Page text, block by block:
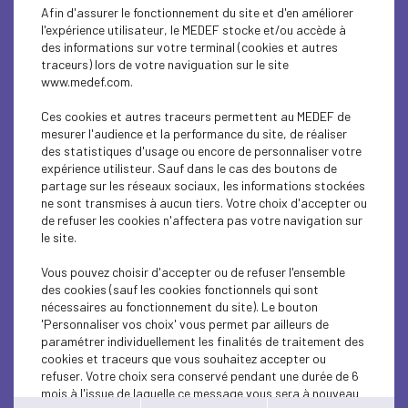
SOCIAL
ECONOMY
ECONOMY
ECONOMY
ECONOMY
ECONOMY
ECONOMY
ECONOMY
ECONOMY
ECONOMY
ECONOMY
Afin d'assurer le fonctionnement du site et d'en améliorer
l'expérience utilisateur, le MEDEF stocke et/ou accède à
des informations sur votre terminal (cookies et autres
traceurs) lors de votre naviguation sur le site
www.medef.com.
Ces cookies et autres traceurs permettent au MEDEF de
mesurer l'audience et la performance du site, de réaliser
des statistiques d'usage ou encore de personnaliser votre
expérience utilisteur. Sauf dans le cas des boutons de
partage sur les réseaux sociaux, les informations stockées
ne sont transmises à aucun tiers. Votre choix d'accepter ou
de refuser les cookies n'affectera pas votre navigation sur
le site.
Vous pouvez choisir d'accepter ou de refuser l'ensemble
des cookies (sauf les cookies fonctionnels qui sont
nécessaires au fonctionnement du site). Le bouton
'Personnaliser vos choix' vous permet par ailleurs de
paramétrer individuellement les finalités de traitement des
cookies et traceurs que vous souhaitez accepter ou
refuser. Votre choix sera conservé pendant une durée de 6
mois à l'issue de laquelle ce message vous sera à nouveau